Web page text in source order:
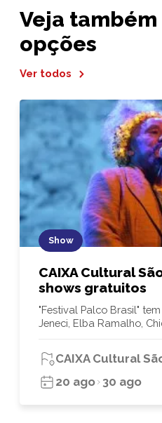
Veja
opções
Ver todos
Show
CAIXA Cultural
shows gratuitos
"Festival Palco Brasil"
Jeneci, Elba Ramalho,
CAIXA Cultural
20 ago 30 ago